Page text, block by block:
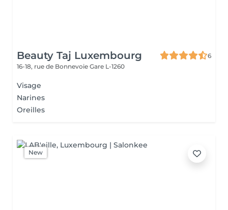
Beauty Taj Luxembourg
6
16-18, rue de Bonnevoie Gare L-1260
Visage
Narines
Oreilles
New